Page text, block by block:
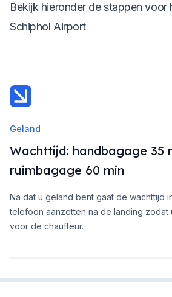
Bekijk hieronder de stappen voor
Schiphol Airport
Geland
Wachttijd: handbagage 35
ruimbagage 60 min
Na dat u geland bent gaat de wachttijd
telefoon aanzetten na de landing zodat
voor de chauffeur.